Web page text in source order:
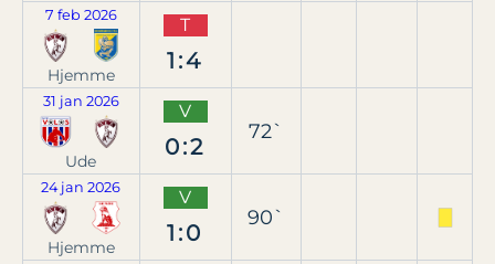
7 feb 2026
Hjemme
T
1:4
31 jan 2026
Ude
V
0:2
72`
24 jan 2026
Hjemme
V
1:0
90`